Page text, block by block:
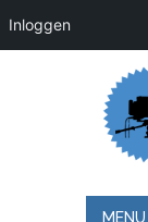
Inloggen
MENU